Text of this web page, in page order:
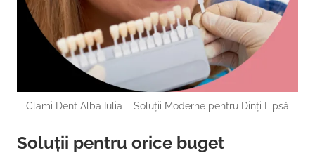
Clami Dent Alba Iulia – Soluții Moderne pentru Dinți Lipsă
Soluții pentru orice buget